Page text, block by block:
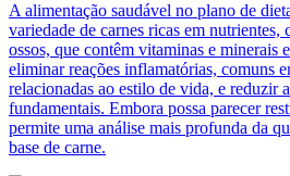
A alimentação saudável no plano de
variedade de carnes ricas em nutrientes,
ossos, que contêm vitaminas e minerais
eliminar reações inflamatórias, comuns
relacionadas ao estilo de vida, e reduzir
fundamentais. Embora possa parecer
permite uma análise mais profunda da
base de carne.